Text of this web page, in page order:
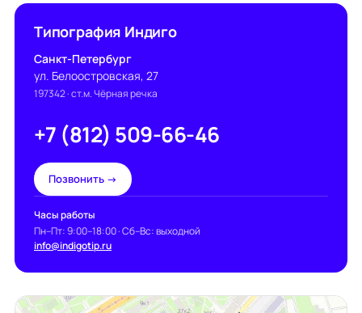
Типография Индиго
Санкт-Петербург
ул. Белоостровская, 27
197342· ст.м. Чёрная речка
+7 (812) 509-66-46
Позвонить →
Часы работы
Пн–Пт: 9:00–18:00 · Сб–Вс: выходной
info@indigotip.ru